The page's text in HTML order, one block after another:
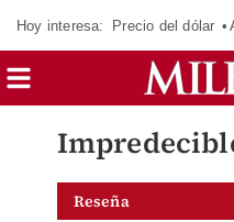
Hoy interesa: Precio del dólar
Reseña